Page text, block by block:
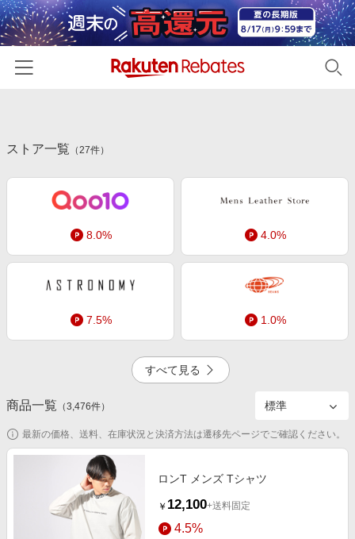
カテゴリー一覧
百貨店・総合ECモール
ファッション・インナー・小物
食品・スイーツ・お酒
日用品・キッチン用品
コスメ・健康・医薬品
キッズ・ベビー用品
家電・PC・スマホ・カメラ
ペット・花・DIY・車
旅行・レジャー・ホテル予約
生活・お役立ち
金融・マネー・保険
初回購入者限定特典
電子書籍特集
旅行特集
わくわく夏特集
とことん買い物チャレンジ
Apple公式サイト×楽天カード分割払い
Qoo10メガポ
Samsung ボーナスキャンペーン
友達紹介
楽天IDでログイン/会員登録
ストア一覧 （27件）
8.0% 4.0%
7.5% 1.0%
5.0% 2.0%
3.5%
すべて見る
商品一覧 （3,476件）
最新の価格、送料、在庫状況と決済方法は遷移先ページでご確認ください。
ロンT メンズ Tシャツ
￥ 12,100+送料固定
4.5%